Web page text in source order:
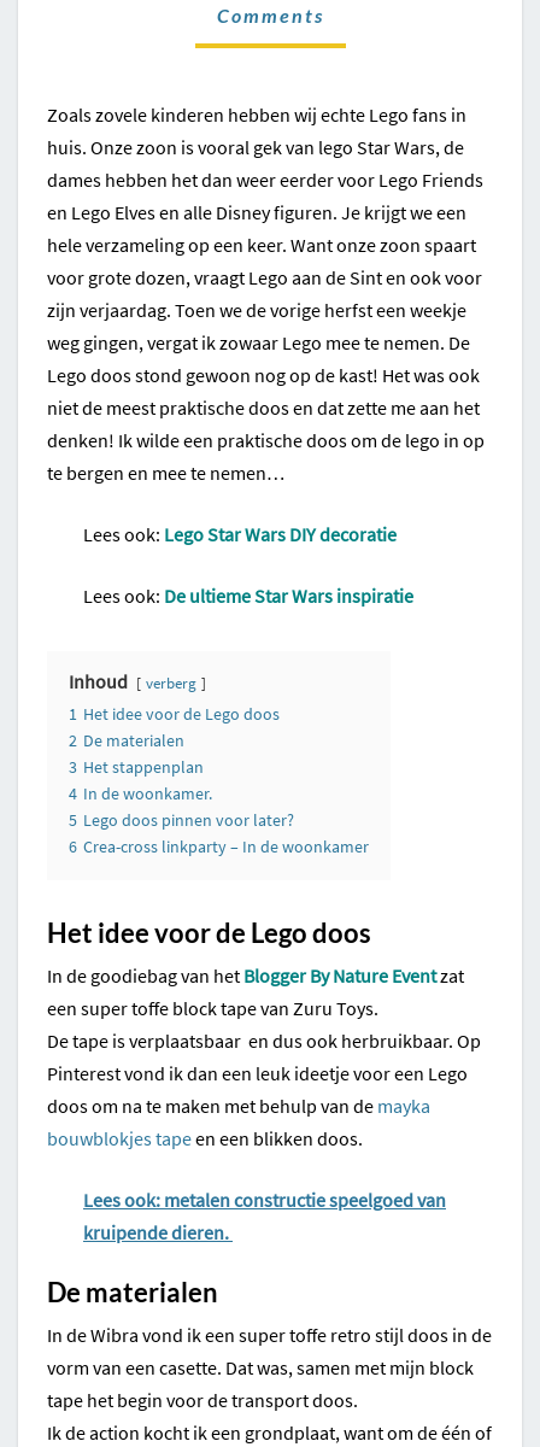
IN
OP
RUIMEN!
Comments
Zoals zovele kinderen hebben wij echte Lego fans in
huis. Onze zoon is vooral gek van lego Star Wars, de
dames hebben het dan weer eerder voor Lego Friends
en Lego Elves en alle Disney figuren. Je krijgt we een
hele verzameling op een keer. Want onze zoon spaart
voor grote dozen, vraagt Lego aan de Sint en ook voor
zijn verjaardag. Toen we de vorige herfst een weekje
weg gingen, vergat ik zowaar Lego mee te nemen. De
Lego doos stond gewoon nog op de kast! Het was ook
niet de meest praktische doos en dat zette me aan het
denken! Ik wilde een praktische doos om de lego in op
te bergen en mee te nemen…
Lees ook: Lego Star Wars DIY decoratie
Lees ook: De ultieme Star Wars inspiratie
Inhoud verberg
1 Het idee voor de Lego doos
2 De materialen
3 Het stappenplan
4 In de woonkamer.
5 Lego doos pinnen voor later?
6 Crea-cross linkparty – In de woonkamer
Het idee voor de Lego doos
In de goodiebag van het Blogger By Nature Eventzat
een super toffe block tape van Zuru Toys.
De tape is verplaatsbaar en dus ook herbruikbaar. Op
Pinterest vond ik dan een leuk ideetje voor een Lego
doos om na te maken met behulp van de mayka
bouwblokjes tapeen een blikken doos.
Lees ook: metalen constructie speelgoed van
kruipende dieren.
De materialen
In de Wibra vond ik een super toffe retro stijl doos in de
vorm van een casette. Dat was, samen met mijn block
tape het begin voor de transport doos.
Ik de action kocht ik een grondplaat, want om de één of